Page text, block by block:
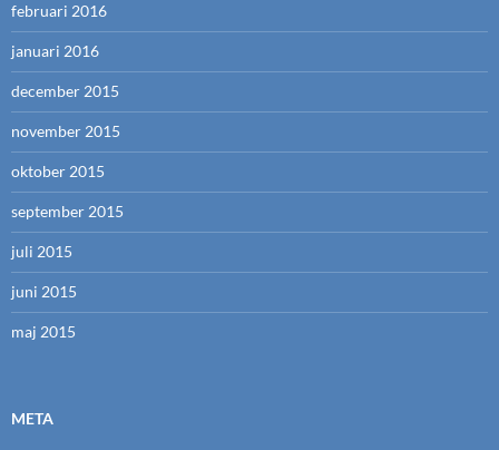
februari 2016
januari 2016
december 2015
november 2015
oktober 2015
september 2015
juli 2015
juni 2015
maj 2015
META